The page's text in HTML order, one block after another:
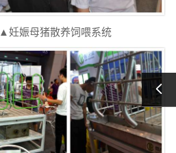
▲妊娠母猪散养饲喂系统